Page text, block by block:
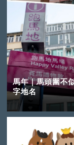
馬年｜馬頭圍不
字地名